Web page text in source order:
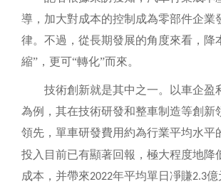
導，加大對成本的控制成為零部件企業
律。不過，從長期發展的角度來看，降
縮”，更可“轉化”而來。
技術創新就是其中之一。以車企盈
為例，其在技術研發和整車制造等創新
領先，單車研發費用約為行業平均水平
投入目前已有顯著回報，極大程度地降
成本，并帶來2022年平均單日凈賺2.3億